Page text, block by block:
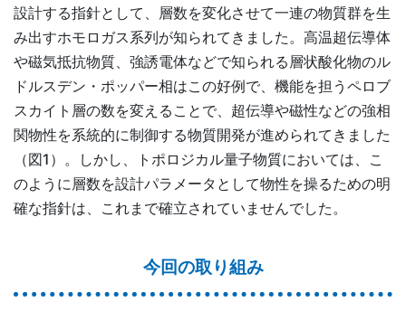
設計する指針として、層数を変化させて一連の物質群を生
み出すホモロガス系列が知られてきました。高温超伝導体
や磁気抵抗物質、強誘電体などで知られる層状酸化物のル
ドルスデン・ポッパー相はこの好例で、機能を担うペロブ
スカイト層の数を変えることで、超伝導や磁性などの強相
関物性を系統的に制御する物質開発が進められてきました
（図1）。しかし、トポロジカル量子物質においては、こ
のように層数を設計パラメータとして物性を操るための明
確な指針は、これまで確立されていませんでした。
今回の取り組み